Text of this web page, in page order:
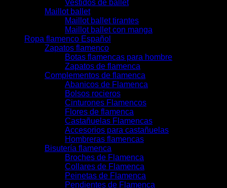
Vestidos de ballet
Maillot ballet
Maillot ballet tirantes
Maillot ballet con manga
Ropa flamenco Español
Zapatos flamenco
Botas flamencas para hombre
Zapatos de flamenca
Complementos de flamenca
Abanicos de Flamenca
Bolsos rocieros
Cinturones Flamencos
Flores de flamenca
Castañuelas Flamencas
Accesorios para castañuelas
Hombreras flamencas
Bisutería flamenca
Broches de Flamenca
Collares de Flamenca
Peinetas de Flamenca
Pendientes de Flamenca